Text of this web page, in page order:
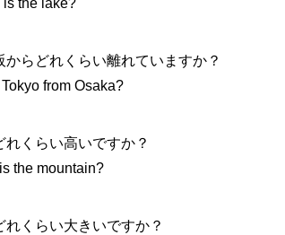
is the lake?
からどれくらい離れていますか？
from Osaka?
れくらい高いですか？
the mountain?
れくらい大きいですか？